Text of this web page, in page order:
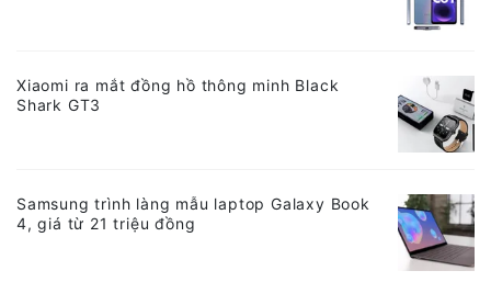
Xiaomi ra mắt đồng hồ thông minh Black
Shark GT3
Samsung trình làng mẫu laptop Galaxy Book
4, giá từ 21 triệu đồng